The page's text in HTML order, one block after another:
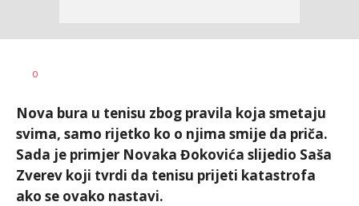
0
Nova bura u tenisu zbog pravila koja smetaju
svima, samo rijetko ko o njima smije da priča.
Sada je primjer Novaka Đokovića slijedio Saša
Zverev koji tvrdi da tenisu prijeti katastrofa
ako se ovako nastavi.